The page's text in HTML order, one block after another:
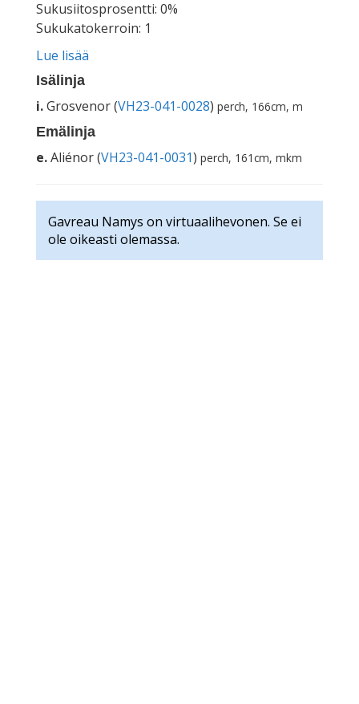
Sukusiitosprosentti: 0%
Sukukatokerroin: 1
Lue lisää
Isälinja
i.Grosvenor (VH23-041-0028) perch, 166cm, m
Emälinja
e.Aliénor (VH23-041-0031) perch, 161cm, mkm
Gavreau Namys on virtuaalihevonen. Se ei
ole oikeasti olemassa.